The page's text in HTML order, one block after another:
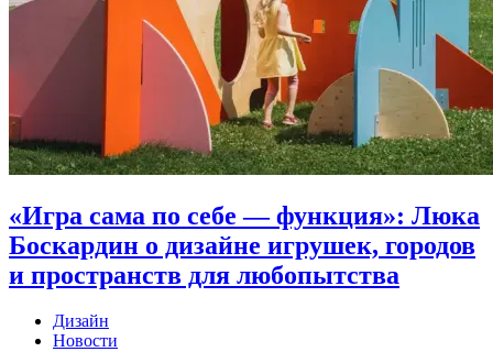
«Игра сама по себе — функция»: Люка
Боскардин о дизайне игрушек, городов
и пространств для любопытства
Дизайн
Новости